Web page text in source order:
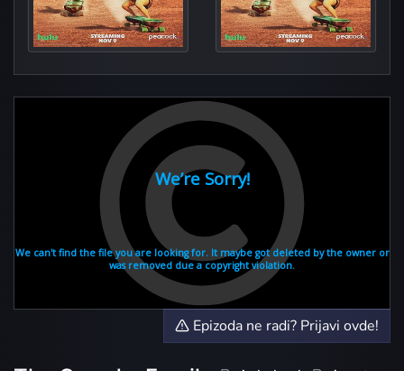
Sticky B G
Epizoda ne radi? Prijavi ovde!